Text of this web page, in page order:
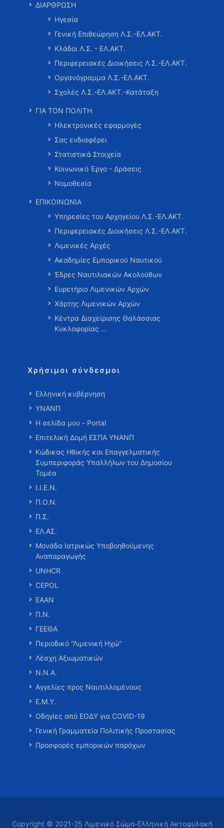
ΔΙΑΡΘΡΩΣΗ
Ηγεσία
Γενική Επιθεώρηση Λ.Σ.-ΕΛ.ΑΚΤ.
Κλάδοι Λ.Σ. - ΕΛ.ΑΚΤ.
Περιφερειακές Διοικήσεις Λ.Σ.-ΕΛ.ΑΚΤ.
Οργανόγραμμα Λ.Σ.-ΕΛ.ΑΚΤ.
Σχολές Λ.Σ.-ΕΛ.ΑΚΤ.-Κατάταξη
ΓΙΑ ΤΟΝ ΠΟΛΙΤΗ
Ηλεκτρονικές εφαρμογές
Σας ενδιαφέρει
Στατιστικά Στοιχεία
Κοινωνικό Έργο - Δράσεις
Νομοθεσία
ΕΠΙΚΟΙΝΩΝΙΑ
Υπηρεσίες του Αρχηγείου Λ.Σ.-ΕΛ.ΑΚΤ.
Περιφερειακές Διοικήσεις Λ.Σ.-ΕΛ.ΑΚΤ.
Λιμενικές Αρχές
Ακαδημίες Εμπορικού Ναυτικού
Έδρες Ναυτιλιακών Ακολούθων
Ευρετήριο Λιμενικών Αρχών
Χάρτης Λιμενικών Αρχών
Κέντρα Διαχείρισης Θαλάσσιας
Κυκλοφορίας …
Χρήσιμοι σύνδεσμοι
Ελληνική κυβέρνηση
ΥΝΑΝΠ
Η σελίδα μου - Portal
Επιτελική Δομή ΕΣΠΑ ΥΝΑΝΠ
Κώδικας Ηθικής και Επαγγελματικής
Συμπεριφοράς Υπαλλήλων του Δημοσίου
Τομέα
Ι.Ι.Ε.Ν.
Π.Ο.Ν.
Π.Σ.
ΕΛ.ΑΣ.
Μονάδα Ιατρικώς Υποβοηθούμενης
Αναπαραγωγής
UNHCR
CEPOL
ΕΑΑΝ
Π.Ν.
ΓΕΕΘΑ
Περιοδικό “Λιμενική Ηχώ”
Λέσχη Αξιωματικών
Ν.Ν.Α.
Αγγελίες προς Ναυτιλλομένους
Ε.Μ.Υ.
Οδηγίες από ΕΟΔΥ για COVID-19
Γενική Γραμματεία Πολιτικής Προστασίας
Προσφορές εμπορικών παρόχων
Copyright © 2021-25 Λιμενικό Σώμα-Ελληνική Ακτοφυλακή